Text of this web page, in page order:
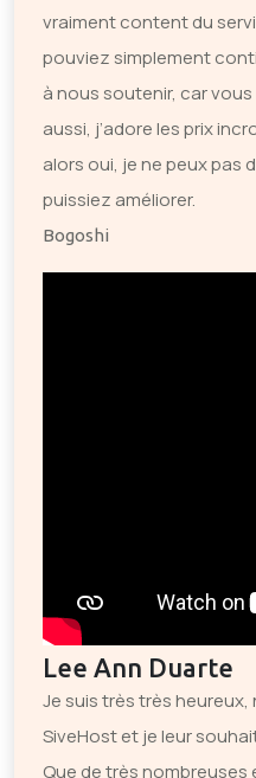
vraiment content du
pouviez simplement
à nous soutenir, car
aussi, j’adore les prix
alors oui, je ne peux pas
puissiez améliorer.
Bogoshi
Lee Ann Duarte
Je suis très très
SiveHost et je leur
Que de très